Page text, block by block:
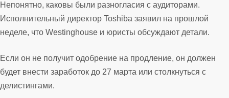
Непонятно, каковы были разногласия с аудиторами.
Исполнительный директор Toshiba заявил на прошлой
неделе, что Westinghouse и юристы обсуждают детали.
Если он не получит одобрение на продление, он должен
будет внести заработок до 27 марта или столкнуться с
делистингами.